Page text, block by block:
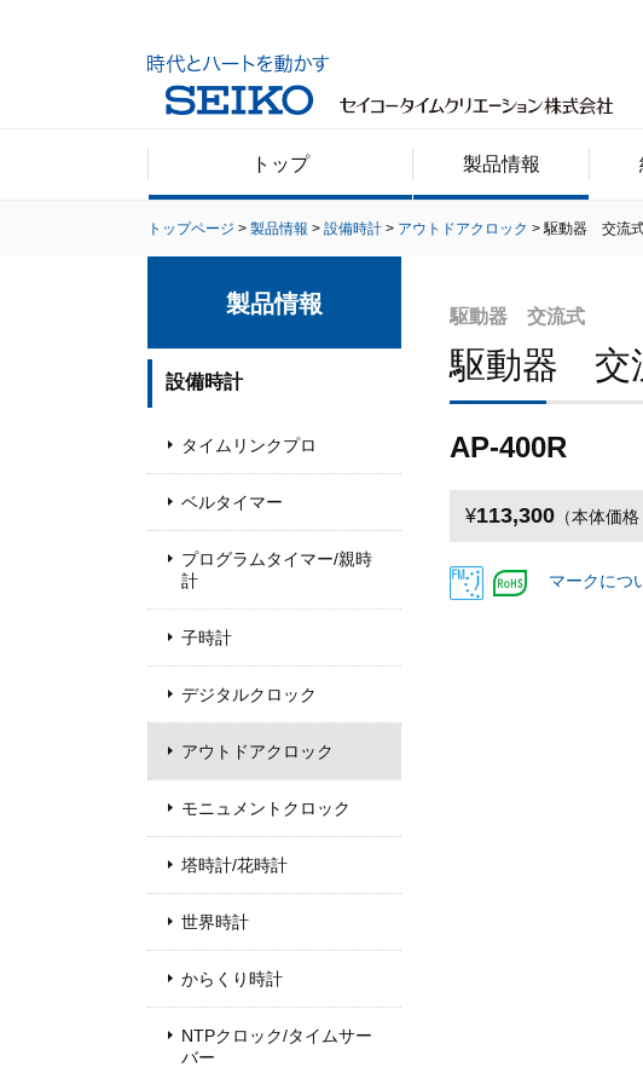
トップ 製品情報
トップページ 製品情報 設備時計 アウトドアクロック 駆動器 交流
駆動器 交流式
駆動器 交
AP-400R
¥113,300 （本体価
マークにつ
製品情報
設備時計
タイムリンクプロ
ベルタイマー
プログラムタイマー/親時
計
子時計
デジタルクロック
アウトドアクロック
モニュメントクロック
塔時計/花時計
世界時計
からくり時計
NTPクロック/タイムサー
バー